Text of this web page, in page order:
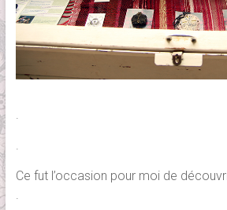
.
.
Ce fut l’occasion pour moi de
.